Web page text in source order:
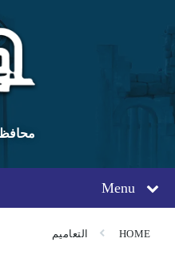
content
main
navigation
footer
Menu
HOME التعاميم